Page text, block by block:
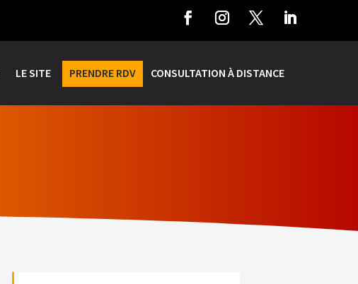
LE SITE PRENDRE RDV CONSULTATION À DISTANCE